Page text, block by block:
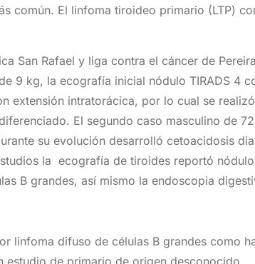
común. El linfoma tiroideo primario (LTP)
San Rafael y liga contra el cáncer de
9 kg, la ecografía inicial nódulo TIRADS 4
extensión intratorácica, por lo cual se
El segundo caso masculino de
su evolución desarrolló cetoacidosis
la ecografía de tiroides reportó
B grandes, así mismo la endoscopia
linfoma difuso de células B grandes como
de primario de origen desconocido.